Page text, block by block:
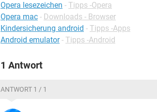
Opera lesezeichen - Tipps -Opera
Opera mac - Downloads - Browser
Kindersicherung android - Tipps -Apps
Android emulator - Tipps -Android
1 Antwort
ANTWORT 1 / 1